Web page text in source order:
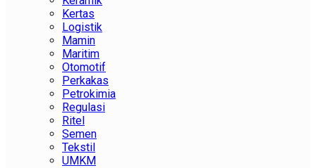
Kertas
Logistik
Mamin
Maritim
Otomotif
Perkakas
Petrokimia
Regulasi
Ritel
Semen
Tekstil
UMKM